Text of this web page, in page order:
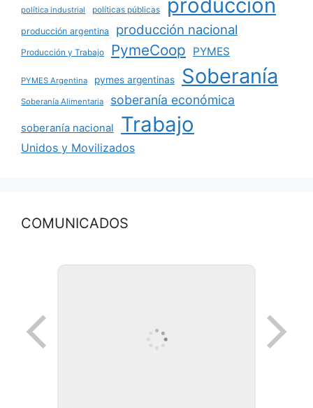
política industrial políticas públicas producción
producción argentina producción nacional
Producción y Trabajo PymeCoop PYMES
PYMES Argentina pymes argentinas Soberanía
Soberanía Alimentaria soberanía económica
soberanía nacional Trabajo
Unidos y Movilizados
COMUNICADOS